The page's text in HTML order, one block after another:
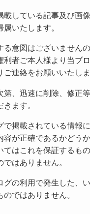
載している記事及び画
いたします。
る意図はございません
利者ご本人様より当ブ
ご連絡をお願いいたしま
第、迅速に削除、修正
ます。
で掲載されている情報
容が正確であるかどう
てはこれを保証するも
はありません。
グの利用で発生した、
ではありません。